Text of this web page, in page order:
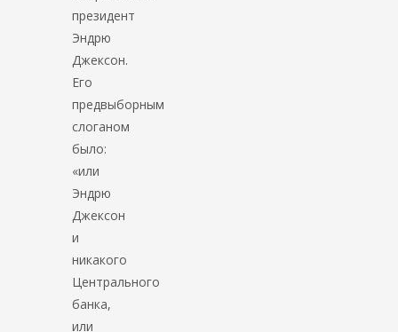
президент
Эндрю
Джексон.
Его
предвыборным
слоганом
было:
«или
Эндрю
Джексон
и
никакого
Центрального
банка,
или